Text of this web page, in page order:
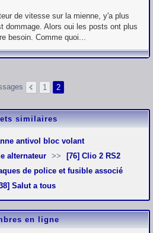
de vitesse sur la mienne, y'a plus
dommage. Alors oui les posts ont plus
besoin. Comme quoi...
1 2
similaires
antivol bloc volant
alternateur
[76] Clio 2 RS2
de police et fusible associé
[38] Salut a tous
en ligne